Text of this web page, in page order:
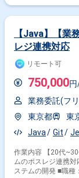
【Java】【業
レジ連携対応
リモート可
750,000円
業務委託(フ
東京都
東
Java
Git
作業内容 【20代
ムのポスレジ連携対応をお任せい
ステムの開発 ■職種：SE ■募集人数：1名 ■希望単金：70～75万円(スキル